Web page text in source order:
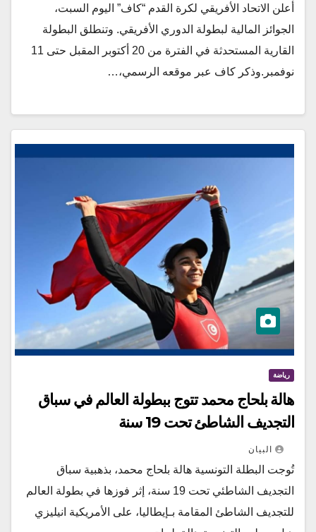
أعلن الاتحاد الأفريقي لكرة القدم “كاف” اليوم السبت،
الجوائز المالية لبطولة الدوري الأفريقي. وتنطلق البطولة
القارية المستحدثة في الفترة من 20 أكتوبر المقبل حتى 11
نوفمبر.وذكر كاف عبر موقعه الرسمي،…
رياضة
هالة بلحاج محمد تتوج ببطولة العالم في سباق
التجديف الشاطئ تحت 19 سنة
البيان
تُوجت البطلة التونسية هالة بلحاج محمد، بذهبية سباق
التجديف الشاطئي تحت 19 سنة، إثر فوزها في بطولة العالم
للتجديف الشاطئ المقامة بـإيطاليا، على الأمريكية انيليزي